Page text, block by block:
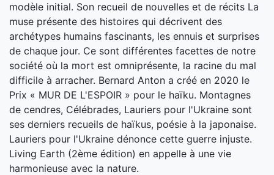
modèle initial. Son recueil de nouvelles et de récits La
muse présente des histoires qui décrivent des
archétypes humains fascinants, les ennuis et surprises
de chaque jour. Ce sont différentes facettes de notre
société où la mort est omniprésente, la racine du mal
difficile à arracher. Bernard Anton a créé en 2020 le
Prix « MUR DE L'ESPOIR » pour le haïku. Montagnes
de cendres, Célébrades, Lauriers pour l'Ukraine sont
ses derniers recueils de haïkus, poésie à la japonaise.
Lauriers pour l'Ukraine dénonce cette guerre injuste.
Living Earth (2ème édition) en appelle à une vie
harmonieuse avec la nature.